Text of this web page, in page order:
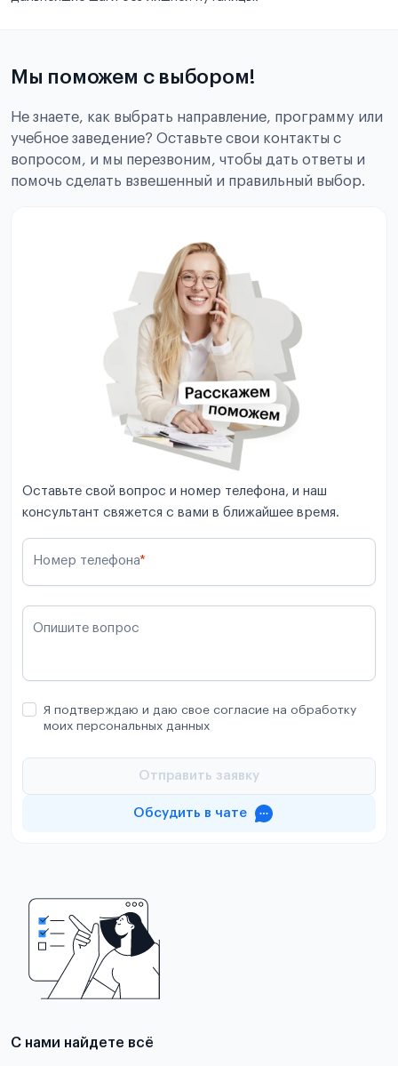
Мы поможем с выбором!
Не знаете, как выбрать направление, программу или
учебное заведение? Оставьте свои контакты с
вопросом, и мы перезвоним, чтобы дать ответы и
помочь сделать взвешенный и правильный выбор.
Оставьте свой вопрос и номер телефона, и наш
консультант свяжется с вами в ближайшее время.
Номер телефона*
Опишите вопрос
Я подтверждаю и даю свое согласие на обработку
моих персональных данных
Отправить заявку
Обсудить в чате
С нами найдете всё